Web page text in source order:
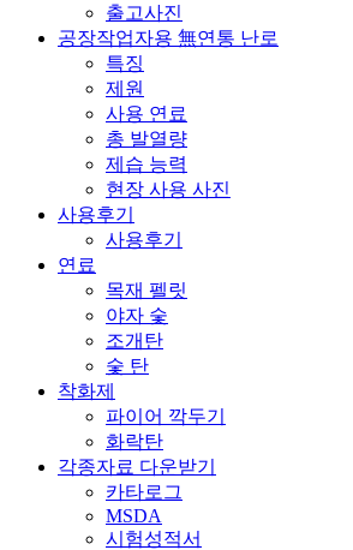
출고사진
공장작업자용 無연통 난로
특징
제원
사용 연료
총 발열량
제습 능력
현장 사용 사진
사용후기
사용후기
연료
목재 펠릿
야자 숯
조개탄
숯 탄
착화제
파이어 깍두기
화락탄
각종자료 다운받기
카타로그
MSDA
시험성적서